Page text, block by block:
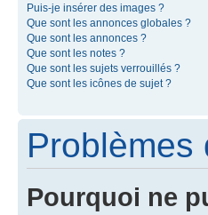
Puis-je insérer des images ?
Que sont les annonces globales ?
Que sont les annonces ?
Que sont les notes ?
Que sont les sujets verrouillés ?
Que sont les icônes de sujet ?
Problèmes
Pourquoi ne